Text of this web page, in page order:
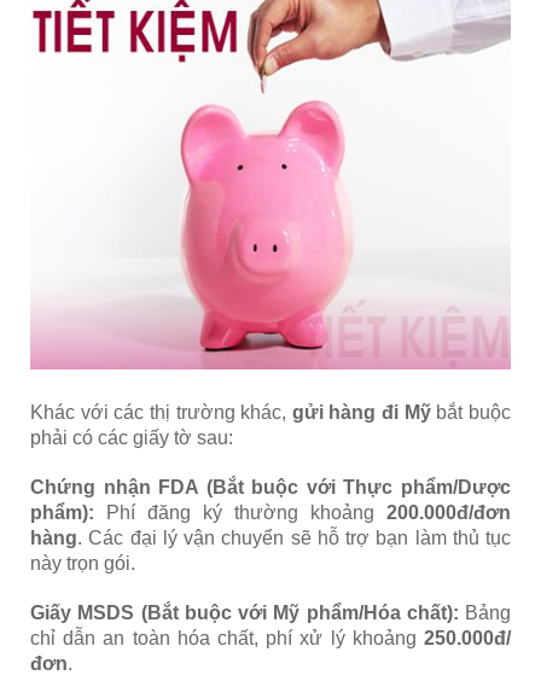
Khác với các thị trường khác, gửi hàng đi Mỹbắt buộc
phải có các giấy tờ sau:
Chứng nhận FDA (Bắt buộc với Thực phẩm/Dược
phẩm): Phí đăng ký thường khoảng 200.000đ/đơn
hàng. Các đại lý vận chuyển sẽ hỗ trợ bạn làm thủ tục
này trọn gói.
Giấy MSDS (Bắt buộc với Mỹ phẩm/Hóa chất): Bảng
chỉ dẫn an toàn hóa chất, phí xử lý khoảng 250.000đ/
đơn.